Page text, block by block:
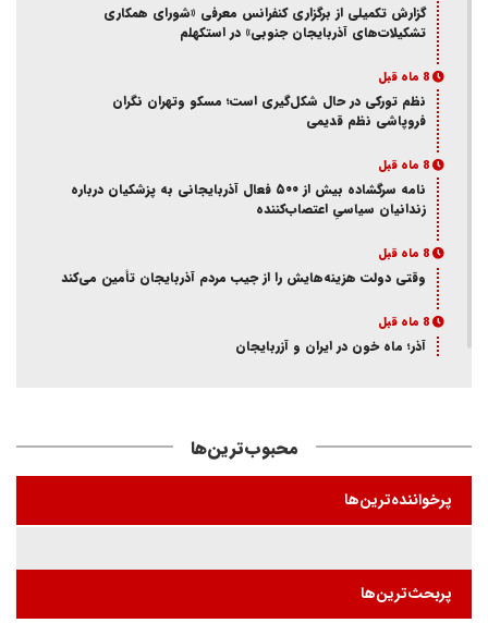
گزارش تکمیلی از برگزاری کنفرانس معرفی «شورای همکاری
تشکیلات‌های آذربایجان جنوبی» در استکهلم
8 ماه قبل
نظم تورکی در حال شکل‌گیری است؛ مسکو وتهران نگران
فروپاشی نظم قدیمی
8 ماه قبل
نامه سرگشاده بیش از ۵۰۰ فعال آذربایجانی به پزشکیان درباره
زندانیان سیاسیِ اعتصاب‌کننده
8 ماه قبل
وقتی دولت هزینه‌هایش را از جیب مردم آذربایجان تأمین می‌کند
8 ماه قبل
آذر؛ ماه خون در ایران و آزربایجان
ممانعت وزارت اطلاعات از حضور یک فعال آذربایجانی در تئاتر
«کوراوغلو» تبریز
بازی شیخ با شاه و مجاهد
8 ماه قبل
محبوب‌ترین‌ها
پرخواننده‌ترین‌ها
پربحث‌ترین‌ها